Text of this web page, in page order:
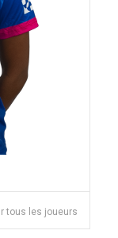
tous les joueurs